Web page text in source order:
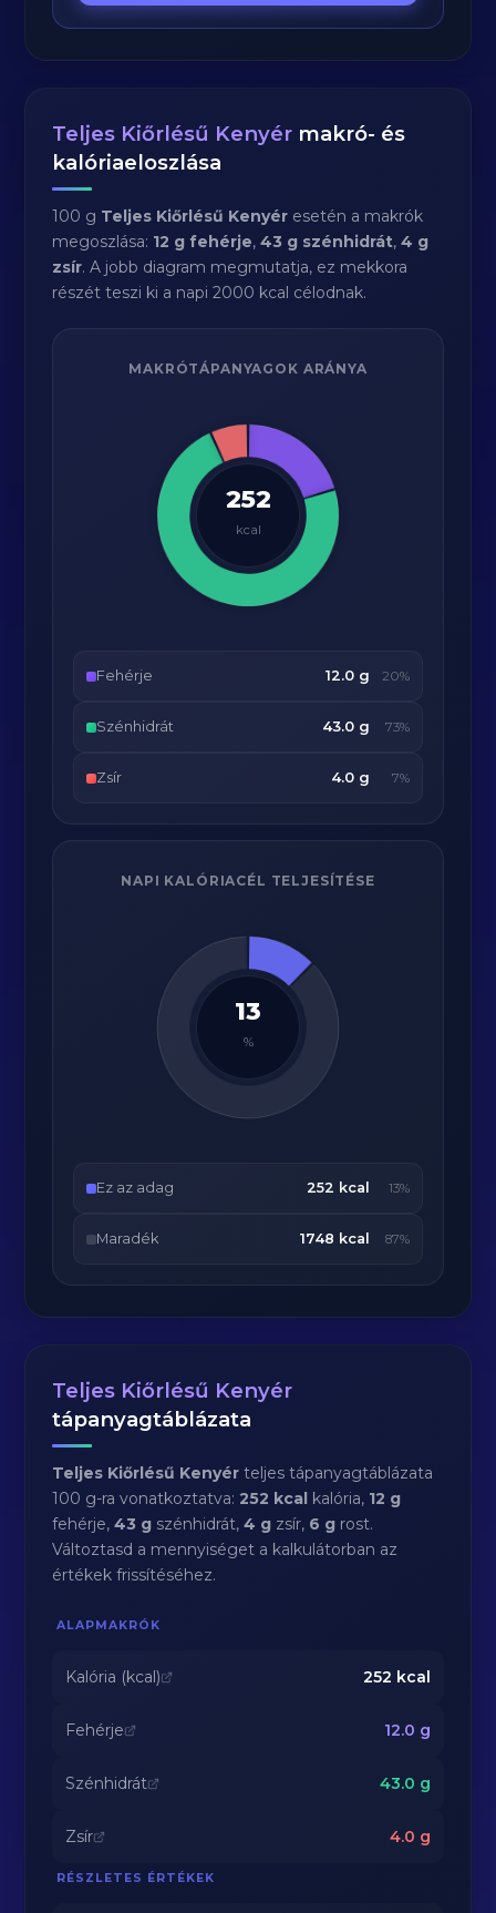
Teljes Kiőrlésű Kenyér makró- és
kalóriaeloszlása
100 g Teljes Kiőrlésű Kenyér esetén a makrók
megoszlása: 12 g fehérje,43 g szénhidrát,4 g
zsír. A jobb diagram megmutatja, ez mekkora
részét teszi ki a napi 2000 kcal célodnak.
MAKRÓTÁPANYAGOK ARÁNYA
252
kcal
Fehérje 12.0 g 20%
Szénhidrát 43.0 g 73%
Zsír 4.0 g 7%
NAPI KALÓRIACÉL TELJESÍTÉSE
13
%
Ez az adag 252 kcal 13%
Maradék 1748 kcal 87%
Teljes Kiőrlésű Kenyér
tápanyagtáblázata
Teljes Kiőrlésű Kenyér teljes tápanyagtáblázata
100 g-ra vonatkoztatva:252 kcal kalória, 12 g
fehérje,43 g szénhidrát,4 g zsír, 6 g rost.
Változtasd a mennyiséget a kalkulátorban az
értékek frissítéséhez.
ALAPMAKRÓK
Kalória (kcal) 252 kcal
Fehérje 12.0 g
Szénhidrát 43.0 g
Zsír 4.0 g
RÉSZLETES ÉRTÉKEK